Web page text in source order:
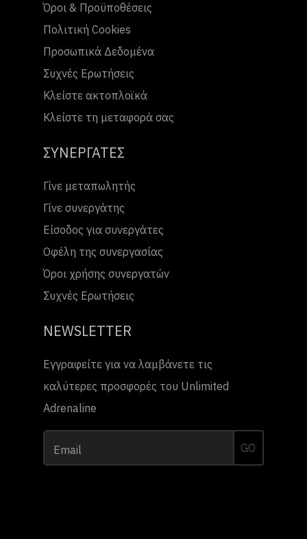
Όροι & Προϋποθέσεις
Πολιτική Cookies
Προσωπικά Δεδομένα
Συχνές Ερωτήσεις
Κλείστε ακτοπλοϊκά
Κλείστε τη μεταφορά σας
ΣΥΝΕΡΓΑΤΕΣ
Γίνε μεταπωλητής
Γίνε συνεργάτης
Είσοδος για συνεργάτες
Οφέλη της συνεργασίας
Όροι χρήσης συνεργατών
Συχνές Ερωτήσεις
NEWSLETTER
Εγγραφείτε για να λαμβάνετε τις
καλύτερες προσφορές του Unlimited
Adrenaline
Email GO